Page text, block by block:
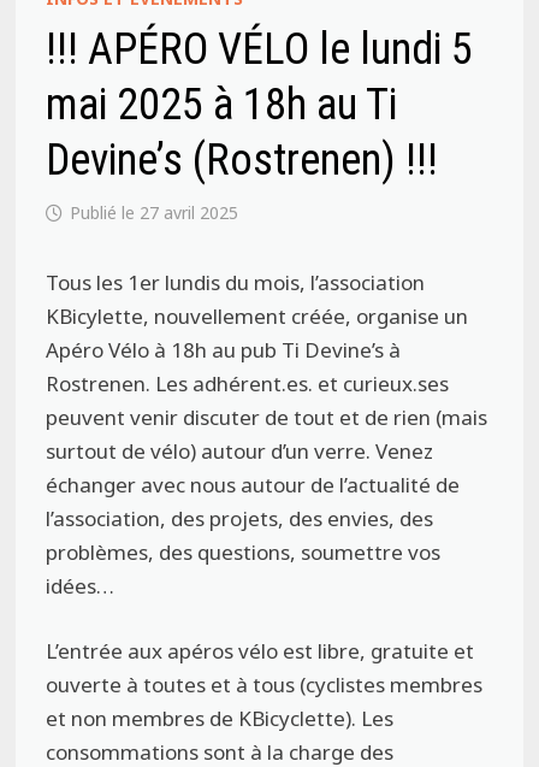
!!! APÉRO VÉLO le lundi 5
mai 2025 à 18h au Ti
Devine’s (Rostrenen) !!!
27 avril 2025
Tous les 1er lundis du mois, l’association
KBicylette, nouvellement créée, organise un
Apéro Vélo à 18h au pub Ti Devine’s à
Rostrenen. Les adhérent.es. et curieux.ses
peuvent venir discuter de tout et de rien (mais
surtout de vélo) autour d’un verre. Venez
échanger avec nous autour de l’actualité de
l’association, des projets, des envies, des
problèmes, des questions, soumettre vos
idées…
L’entrée aux apéros vélo est libre, gratuite et
ouverte à toutes et à tous (cyclistes membres
et non membres de KBicyclette). Les
consommations sont à la charge des